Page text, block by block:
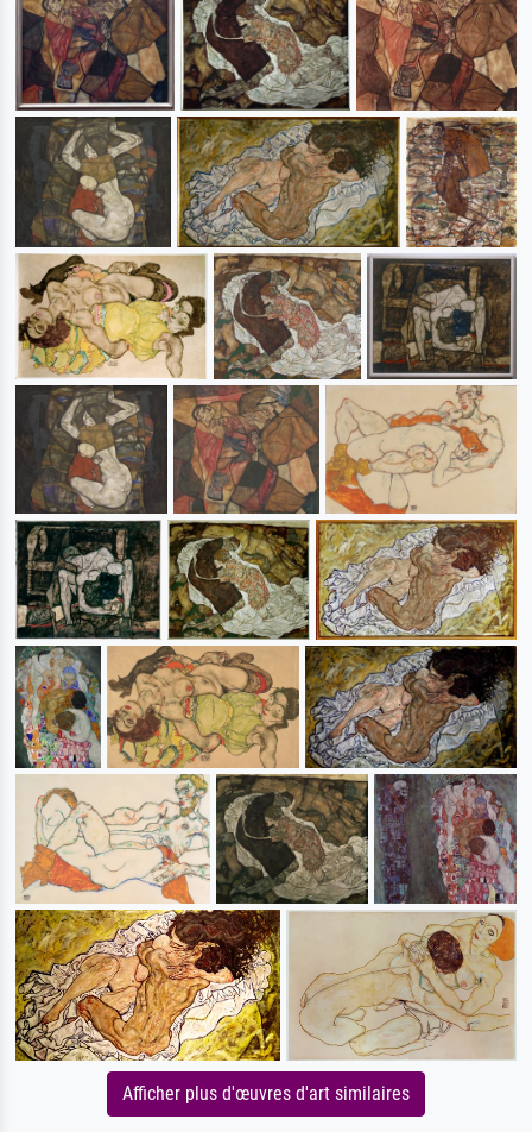
Afficher plus d'œuvres d'art similaires